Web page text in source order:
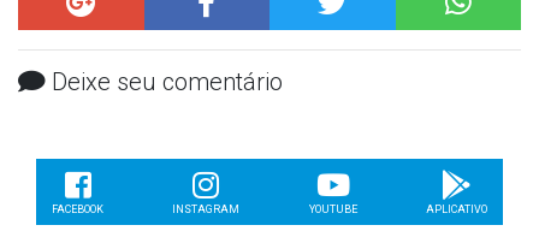
Deixe seu comentário
FACEBOOK INSTAGRAM YOUTUBE APLICATIVO